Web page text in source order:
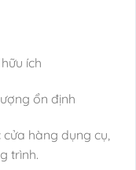
ích
ổn định
hàng dụng cụ,
trình.